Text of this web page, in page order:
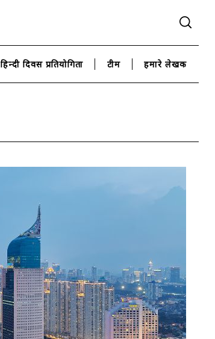
हिन्दी दिवस प्रतियोगिता टीम हमारे लेखक